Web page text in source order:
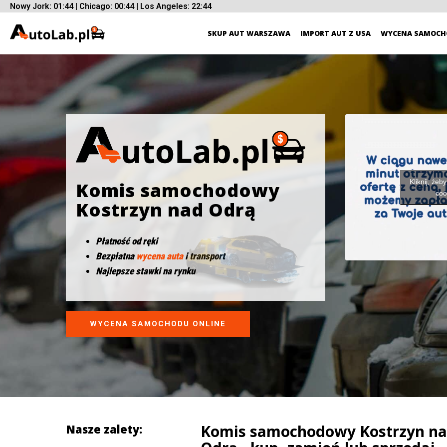
Nowy Jork: 01:44 | Chicago: 00:44 | Los Angeles: 22:44
SKUP AUT WARSZAWA IMPORT AUT Z USA WYCENA
Komis samochodowy
Kostrzyn nad Odrą
Płatność od ręki
Bezpłatna wycena autai transport
Najlepsze stawki na rynku
WYCENA SAMOCHODU ONLINE
Kliknij,
Nasze zalety:
Komis samochodowy Kostrzyn